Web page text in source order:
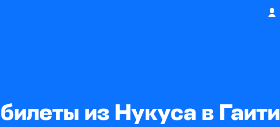
из Нукуса в Гаити